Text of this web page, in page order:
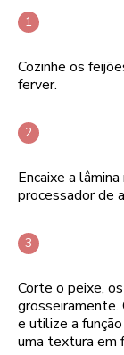
Cozinhe os
ferver.
Encaixe a
processador de
Corte o peixe,
e utilize a
uma textura em